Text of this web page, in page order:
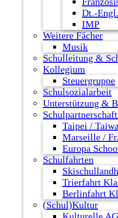
Dt.-
IMP
Weitere Fächer
Musik
Schulleitung &
Kollegium
Steuergruppe
Schulsozialarbeit
Unterstützung &
Taipei /
Marseille /
Europa
Schulfahrten
Trierfahrt
Berlinfahrt
(Schul)Kultur